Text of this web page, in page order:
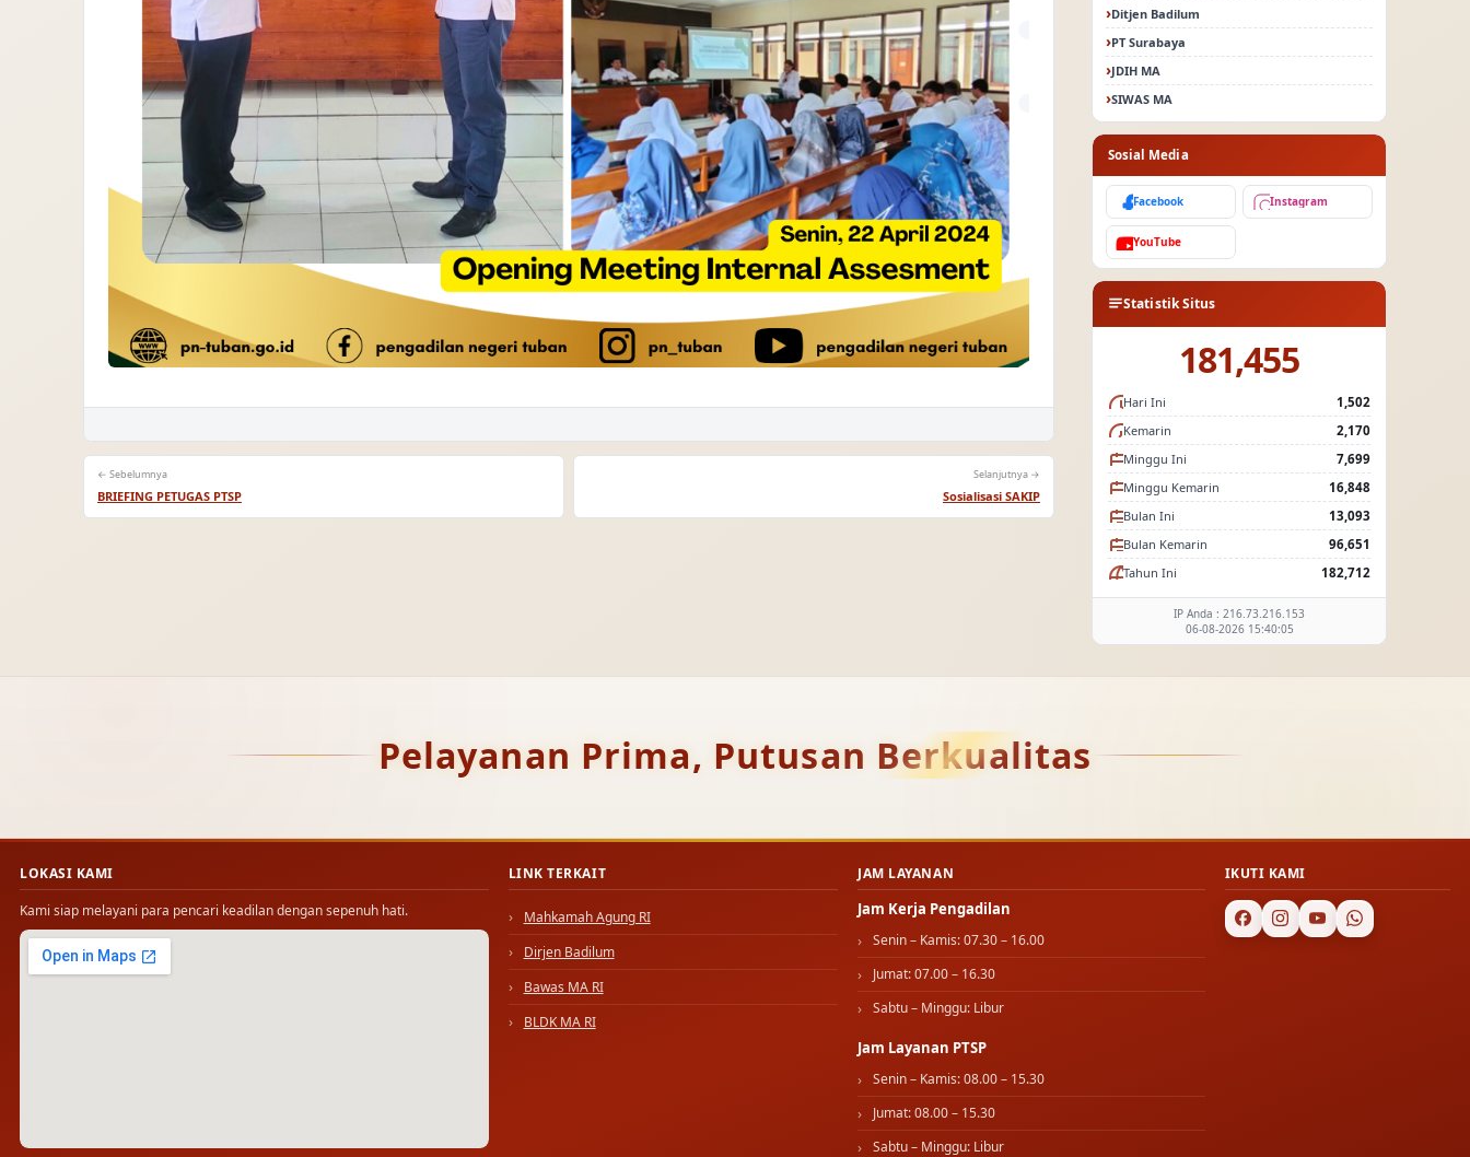
← Sebelumnya
BRIEFING PETUGAS PTSP
Selanjutnya →
Sosialisasi SAKIP
Ditjen Badilum
PT Surabaya
JDIH MA
SIWAS MA
Sosial Media
Facebook Instagram
YouTube
Statistik Situs
181,455
Hari Ini
1,502
Kemarin
2,170
Minggu Ini
7,699
Minggu Kemarin
16,848
Bulan Ini
13,093
Bulan Kemarin
96,651
Tahun Ini
182,712
IP Anda : 216.73.216.153
06-08-2026 15:40:05
Pelayanan Prima, Putusan Berkualitas
LOKASI KAMI
Kami siap melayani para pencari keadilan dengan sepenuh hati.
LINK TERKAIT
Mahkamah Agung RI
Dirjen Badilum
Bawas MA RI
BLDK MA RI
JAM LAYANAN
Jam Kerja Pengadilan
Senin – Kamis: 07.30 – 16.00
Jumat: 07.00 – 16.30
Sabtu – Minggu: Libur
Jam Layanan PTSP
Senin – Kamis: 08.00 – 15.30
Jumat: 08.00 – 15.30
Sabtu – Minggu: Libur
IKUTI KAMI